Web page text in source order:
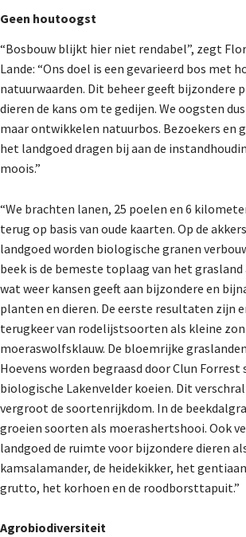
Geen houtoogst
“Bosbouw blijkt hier niet rendabel”, zegt
Lande: “Ons doel is een gevarieerd bos met
natuurwaarden. Dit beheer geeft bijzondere
dieren de kans om te gedijen. We oogsten
maar ontwikkelen natuurbos. Bezoekers en
het landgoed dragen bij aan de
moois.”
“We brachten lanen, 25 poelen en 6
terug op basis van oude kaarten. Op de
landgoed worden biologische granen
beek is de bemeste toplaag van het
wat weer kansen geeft aan bijzondere en
planten en dieren. De eerste resultaten zijn
terugkeer van rodelijstsoorten als kleine
moeraswolfsklauw. De bloemrijke
Hoevens worden begraasd door Clun Forrest
biologische Lakenvelder koeien. Dit
vergroot de soortenrijkdom. In de
groeien soorten als moerashertshooi. Ook
landgoed de ruimte voor bijzondere dieren
kamsalamander, de heidekikker, het
grutto, het korhoen en de roodborsttapuit.”
Agrobiodiversiteit